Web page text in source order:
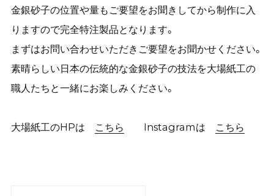
金銀砂子の位置や量もご要望をお聞きしてから制作に入
りますので完全特注製品となります。
まずはお問い合わせいただきご要望をお聞かせください。
素晴らしい日本の伝統的な金銀砂子の技法を大場紙工の
職人たちと一緒にお楽しみください。
大場紙工のHPは こちら Instagramは こちら